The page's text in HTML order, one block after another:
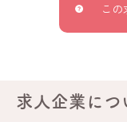
こ
求人企業につ